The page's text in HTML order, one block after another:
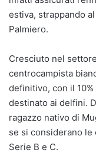
estiva, strappando
Palmiero.
Cresciuto nel
centrocampista
definitivo, con il
destinato ai delfini.
ragazzo nativo di
se si considerano
Serie B e C.